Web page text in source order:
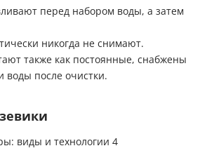
перед набором воды, а затем
никогда не снимают.
также как постоянные, снабжены
воды после очистки.